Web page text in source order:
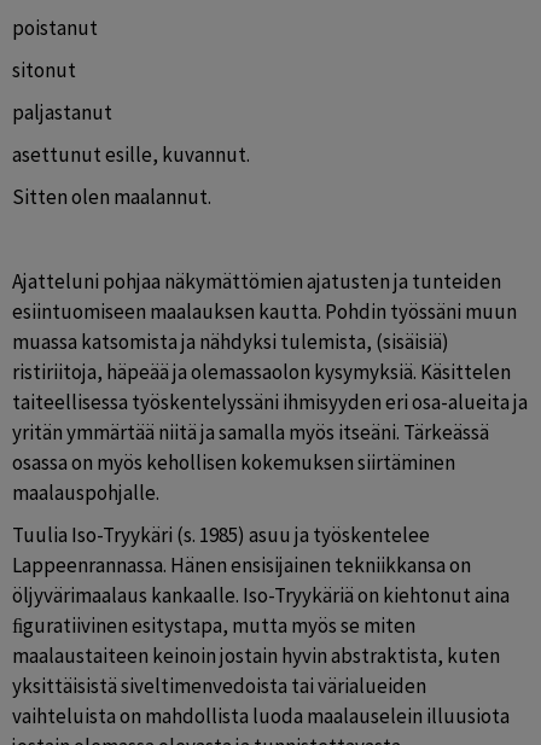
poistanut
sitonut
paljastanut
asettunut esille, kuvannut.
Sitten olen maalannut.
Ajatteluni pohjaa näkymättömien ajatusten ja tunteiden
esiintuomiseen maalauksen kautta. Pohdin työssäni muun
muassa katsomista ja nähdyksi tulemista, (sisäisiä)
ristiriitoja, häpeää ja olemassaolon kysymyksiä. Käsittelen
taiteellisessa työskentelyssäni ihmisyyden eri osa-alueita ja
yritän ymmärtää niitä ja samalla myös itseäni. Tärkeässä
osassa on myös kehollisen kokemuksen siirtäminen
maalauspohjalle.
Tuulia Iso-Tryykäri (s. 1985) asuu ja työskentelee
Lappeenrannassa. Hänen ensisijainen tekniikkansa on
öljyvärimaalaus kankaalle. Iso-Tryykäriä on kiehtonut aina
ﬁguratiivinen esitystapa, mutta myös se miten
maalaustaiteen keinoin jostain hyvin abstraktista, kuten
yksittäisistä siveltimenvedoista tai värialueiden
vaihteluista on mahdollista luoda maalauselein illuusiota